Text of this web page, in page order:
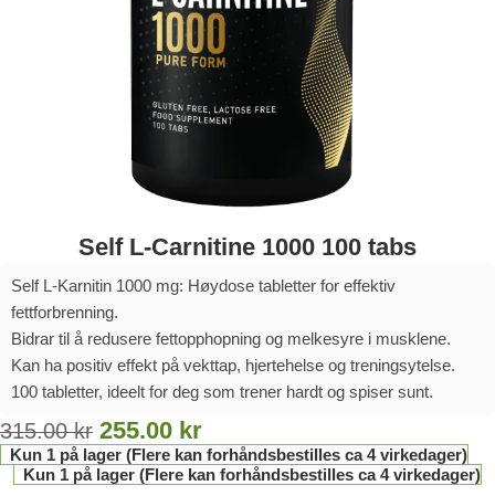
Self L-Carnitine 1000 100 tabs
Self L-Karnitin 1000 mg: Høydose tabletter for effektiv
fettforbrenning.
Bidrar til å redusere fettopphopning og melkesyre i musklene.
Kan ha positiv effekt på vekttap, hjertehelse og treningsytelse.
100 tabletter, ideelt for deg som trener hardt og spiser sunt.
315.00kr 255.00 kr
Kun 1 på lager (Flere kan forhåndsbestilles ca 4 virkedager)
Kun 1 på lager (Flere kan forhåndsbestilles ca 4 virkedager)